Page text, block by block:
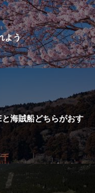
よう
海賊船どちらがおす